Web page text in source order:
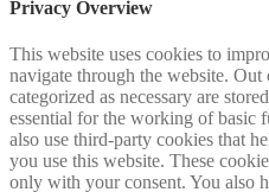
Privacy Overview
This website uses cookies to
navigate through the website. Out
categorized as necessary are
essential for the working of basic
also use third-party cookies that
you use this website. These
only with your consent. You also